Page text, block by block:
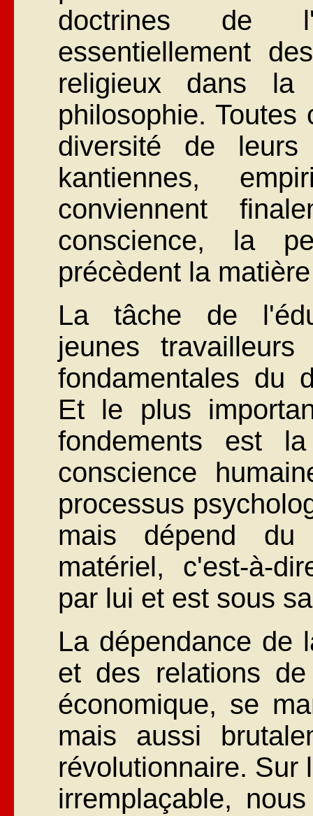
doctrines de
essentiellement
religieux dans
philosophie.
diversité de leurs
kantiennes,
conviennent
conscience, la
précèdent la
La tâche de
jeunes
fondamentales du
Et le plus
fondements est
conscience
processus
mais dépend du
matériel, c'est-à-
par lui et est sous
La dépendance de
et des relations
économique, se
mais aussi
révolutionnaire. Sur
irremplaçable,